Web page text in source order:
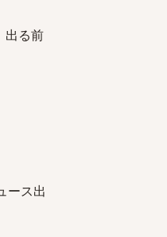
出る前
ース出